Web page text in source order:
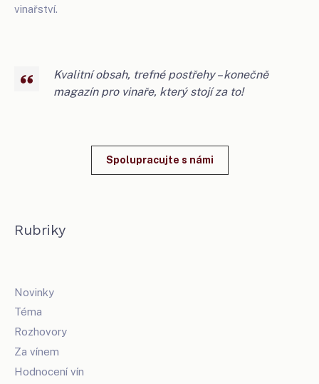
vinařství.
Kvalitní obsah, trefné postřehy – konečně
magazín pro vinaře, který stojí za to!
Spolupracujte s námi
Rubriky
Novinky
Téma
Rozhovory
Za vínem
Hodnocení vín